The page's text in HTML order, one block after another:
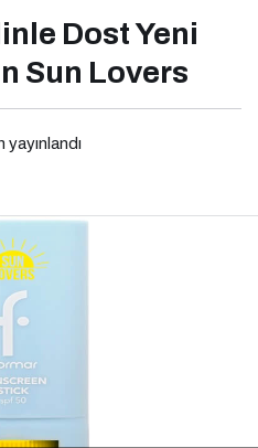
Dost Yeni
Sun Lovers
yayınlandı